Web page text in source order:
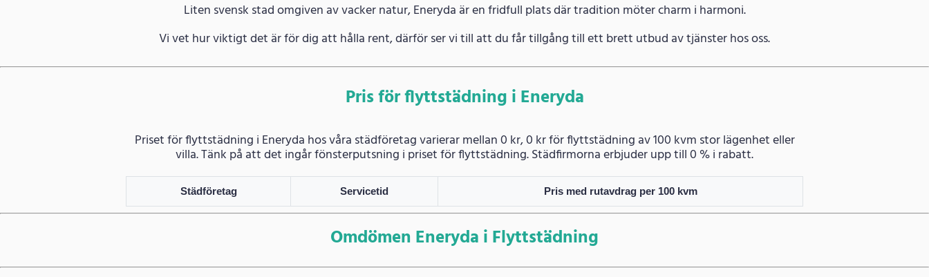
Liten svensk stad omgiven av vacker natur, Eneryda är en fridfull plats där tradition möter charm i harmoni.
Vi vet hur viktigt det är för dig att hålla rent, därför ser vi till att du får tillgång till ett brett utbud av tjänster hos oss.
Pris för flyttstädning i Eneryda
Priset för flyttstädning i Eneryda hos våra städföretag varierar mellan 0 kr, 0 kr för flyttstädning av 100 kvm stor lägenhet eller
villa. Tänk på att det ingår fönsterputsning i priset för flyttstädning. Städfirmorna erbjuder upp till 0 % i rabatt.
Städföretag Servicetid Pris med rutavdrag per 100 kvm
Omdömen Eneryda i Flyttstädning